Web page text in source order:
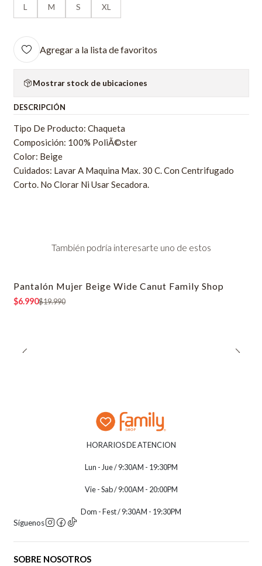
L
M S XL
Agregar a la lista de favoritos
Mostrar stock de ubicaciones
DESCRIPCIÓN
Tipo De Producto: Chaqueta
Composición: 100% PoliÃ©ster
Color: Beige
Cuidados: Lavar A Maquina Max. 30 C. Con Centrifugado
Corto. No Clorar Ni Usar Secadora.
También podría interesarte uno de estos
-65% OFF
Pantalón Mujer Beige Wide Canut Family Shop
$6.990$19.990
HORARIOS DE ATENCION
Lun - Jue / 9:30AM - 19:30PM
Vie - Sab / 9:00AM - 20:00PM
Dom - Fest / 9:30AM - 19:30PM
Síguenos
SOBRE NOSOTROS